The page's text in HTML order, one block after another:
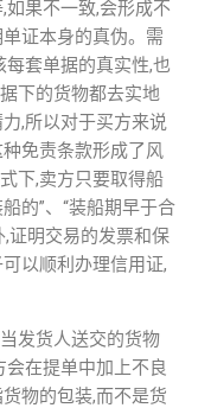
果不一致,会形成不
证本身的真伪。需
套单据的真实性,也
下的货物都去实地
,所以对于买方来说
免责条款形成了风
下,卖方只要取得船
的”、“装船期早于合
,证明交易的发票和保
以顺利办理信用证,
发货人送交的货物
在提单中加上不良
物的包装,而不是货